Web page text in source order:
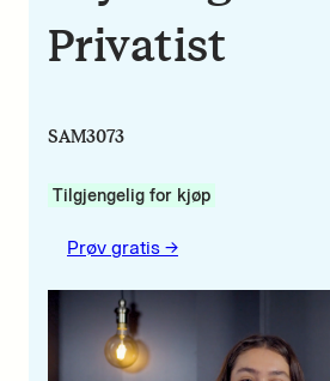
Privatist
SAM3073
Tilgjengelig for kjøp
Prøv gratis ->